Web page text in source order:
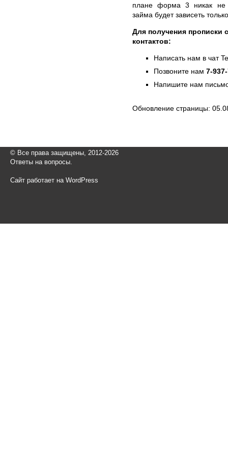
плане форма 3 никак не
займа будет зависеть
Для получения прописки
контактов:
Написать нам в чат
Позвоните нам 7-
Напишите нам
Обновление страницы:
© Все права защищены, 2012-2026
Ответы на вопросы.
Сайт работает на WordPress